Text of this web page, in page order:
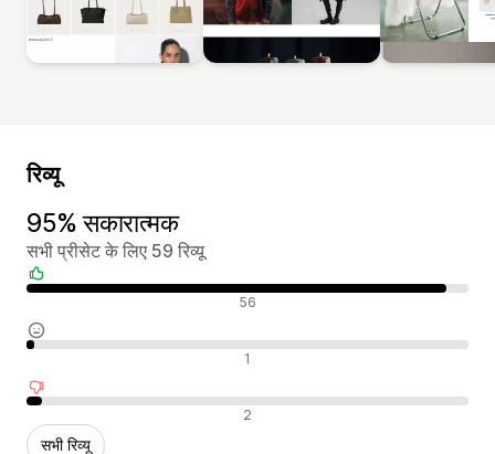
रिव्यू
95% सकारात्मक
सभी प्रीसेट के लिए 59 रिव्यू
सकारात्मक रिव्यू 56
न्यूट्रल रिव्यू 1
नकारात्मक रिव्यू 2
सभी रिव्यू